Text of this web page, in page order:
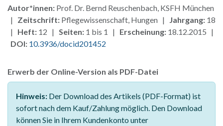
Autor*innen: Prof. Dr. Bernd Reuschenbach, KSFH München
| Zeitschrift: Pflegewissenschaft, Hungen | Jahrgang: 18
| Heft: 12 | Seiten: 1 bis 1 | Erscheinung: 18.12.2015 |
DOI: 10.3936/docid201452
Erwerb der Online-Version als PDF-Datei
Hinweis: Der Download des Artikels (PDF-Format) ist
sofort nach dem Kauf/Zahlung möglich. Den Download
können Sie in Ihrem Kundenkonto unter